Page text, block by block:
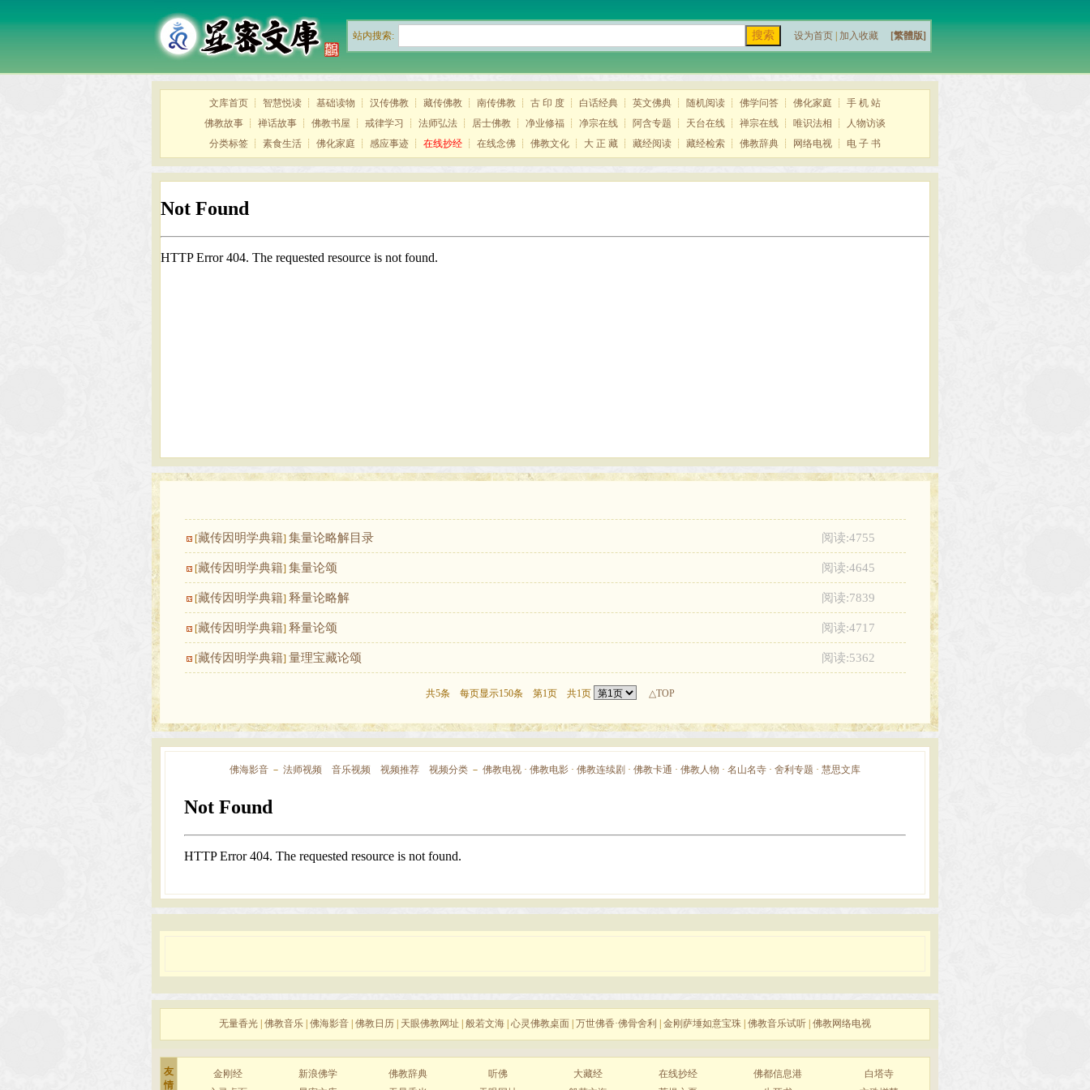
站内搜索: 设为首页 加入收藏 [繁體版]
文库首页 ┊ 智慧悦读 ┊ 基础读物 ┊ 汉传佛教 ┊ 藏传佛教 ┊ 南传佛教 ┊ 古 印 度 ┊ 白话经典 ┊ 英文佛典 ┊ 随机阅读 ┊ 佛学问答 ┊ 佛化家庭 ┊ 手 机 站
佛教故事 ┊ 禅话故事 ┊ 佛教书屋 ┊ 戒律学习 ┊ 法师弘法 ┊ 居士佛教 ┊ 净业修福 ┊ 净宗在线 ┊ 阿含专题 ┊ 天台在线 ┊ 禅宗在线 ┊ 唯识法相 ┊
人物访谈
分类标签 ┊ 素食生活 ┊ 佛化家庭 ┊ 感应事迹 ┊ 在线抄经 ┊ 在线念佛 ┊ 佛教文化 ┊ 大 正 藏 ┊ 藏经阅读 ┊ 藏经检索 ┊ 佛教辞典 ┊ 网络电视 ┊ 电 子 书
[藏传因明学典籍] 集量论略解目录 阅读:4755
[藏传因明学典籍] 集量论颂 阅读:4645
[藏传因明学典籍] 释量论略解 阅读:7839
[藏传因明学典籍] 释量论颂 阅读:4717
[藏传因明学典籍] 量理宝藏论颂 阅读:5362
共5条 每页显示150条 第1页 共1页 △TOP
佛海影音 － 法师视频 音乐视频 视频推荐 视频分类 － 佛教电视 · 佛教电影 · 佛教连续剧 · 佛教卡通 · 佛教人物 · 名山名寺 · 舍利专题 · 慧思文库
无量香光 佛教音乐 佛海影音 佛教日历 天眼佛教网址 般若文海 心灵佛教桌面 万世佛香·佛骨舍利 金刚萨埵如意宝珠 佛教音乐试听 佛教网络电视
友
情
金刚经 新浪佛学 佛教辞典 听佛 大藏经 在线抄经 佛都信息港
白塔寺